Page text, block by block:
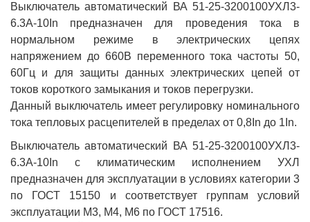
Выключатель автоматический ВА 51-25-3200100УХЛ3-
6.3А-10In предназначен для проведения тока в
нормальном режиме в электрических цепях
напряжением до 660В переменного тока частоты 50,
60Гц и для защиты данных электрических цепей от
токов короткого замыкания и токов перегрузки.
Данный выключатель имеет регулировку номинального
тока тепловых расцепителей в пределах от 0,8In до 1In.
Выключатель автоматический ВА 51-25-3200100УХЛ3-
6.3А-10In с климатическим исполнением УХЛ
предназначен для эксплуатации в условиях категории 3
по ГОСТ 15150 и соответствует группам условий
эксплуатации М3, М4, М6 по ГОСТ 17516.